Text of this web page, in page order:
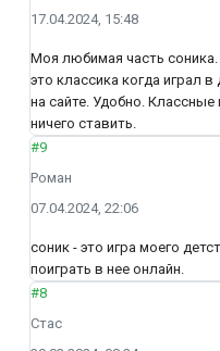
17.04.2024, 15:48
Моя любимая часть
это классика когда играл
на сайте. Удобно.
ничего ставить.
#9
Роман
07.04.2024, 22:06
соник - это игра моего
поиграть в нее онлайн.
#8
Стас